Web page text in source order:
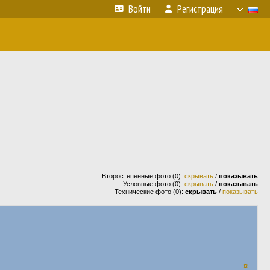
Войти Регистрация
Второстепенные фото (0): скрывать / показывать
Условные фото (0): скрывать / показывать
Технические фото (0): скрывать / показывать
¤